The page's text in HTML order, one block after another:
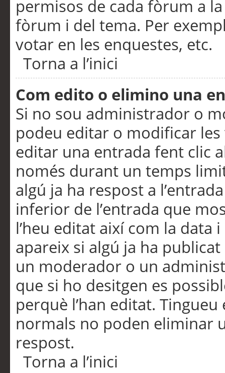
permisos de cada fòrum a
fòrum i del tema. Per
votar en les enquestes, etc.
Torna a l’inici
Com edito o elimino una
Si no sou administrador o
podeu editar o modificar
editar una entrada fent clic
només durant un temps
algú ja ha respost a
inferior de l’entrada que
l’heu editat així com la data
apareix si algú ja ha
un moderador o un
que si ho desitgen es
perquè l’han editat.
normals no poden eliminar
respost.
Torna a l’inici